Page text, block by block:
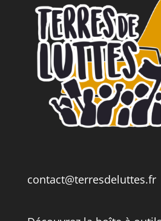
contact@terresdeluttes.fr